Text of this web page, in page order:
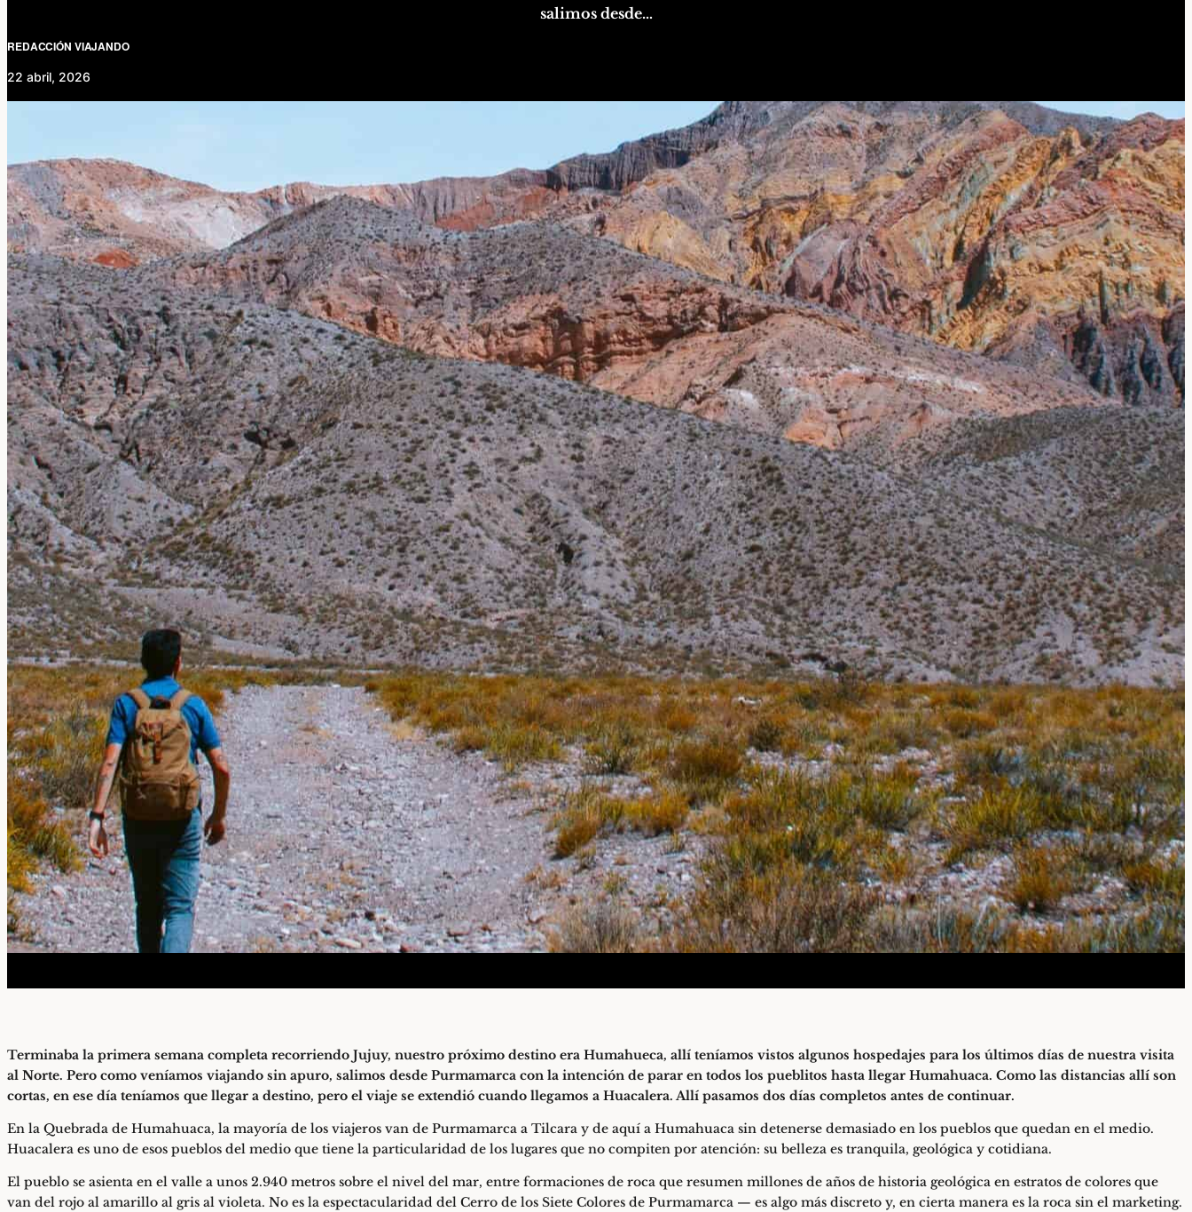
salimos desde…
REDACCIÓN VIAJANDO
22 abril, 2026
Terminaba la primera semana completa recorriendo Jujuy, nuestro próximo destino era Humahueca, allí teníamos vistos algunos hospedajes para los últimos días de nuestra visita
al Norte. Pero como veníamos viajando sin apuro, salimos desde Purmamarca con la intención de parar en todos los pueblitos hasta llegar Humahuaca. Como las distancias allí son
cortas, en ese día teníamos que llegar a destino, pero el viaje se extendió cuando llegamos a Huacalera. Allí pasamos dos días completos antes de continuar.
En la Quebrada de Humahuaca, la mayoría de los viajeros van de Purmamarca a Tilcara y de aquí a Humahuaca sin detenerse demasiado en los pueblos que quedan en el medio.
Huacalera es uno de esos pueblos del medio que tiene la particularidad de los lugares que no compiten por atención: su belleza es tranquila, geológica y cotidiana.
El pueblo se asienta en el valle a unos 2.940 metros sobre el nivel del mar, entre formaciones de roca que resumen millones de años de historia geológica en estratos de colores que
van del rojo al amarillo al gris al violeta. No es la espectacularidad del Cerro de los Siete Colores de Purmamarca — es algo más discreto y, en cierta manera es la roca sin el marketing.